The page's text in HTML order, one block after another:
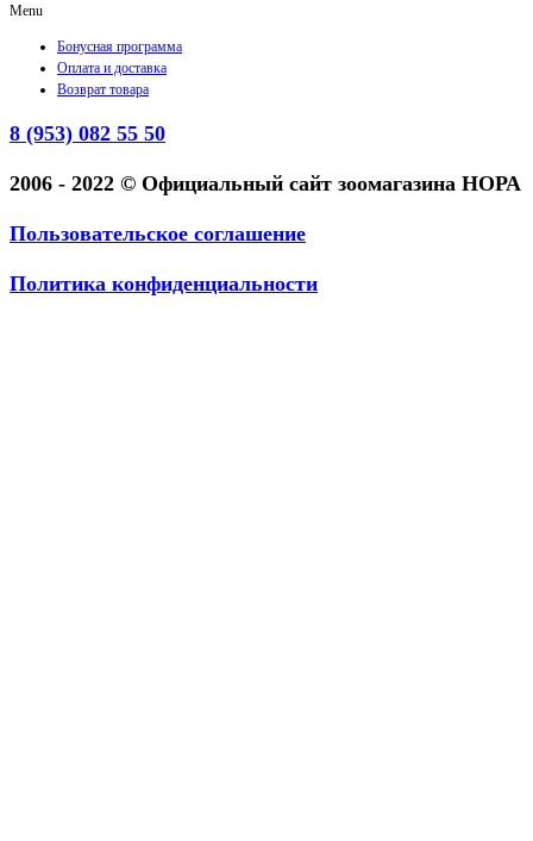
Menu
Бонусная программа
Оплата и доставка
Возврат товара
8 (953) 082 55 50
2006 - 2022 © Официальный сайт зоомагазина НОРА
Пользовательское соглашение
Политика конфиденциальности